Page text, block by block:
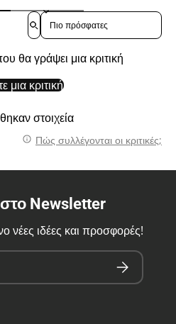
Sort reviews by
θα γράψει μια κριτική
μια κριτική
στοιχεία
Πώς συλλέγονται οι κριτικές;
Newsletter
νέες ιδέες και προσφορές!
Εγγραφή